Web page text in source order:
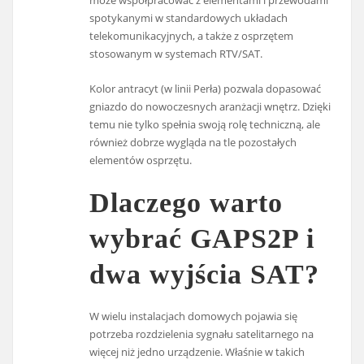
spotykanymi w standardowych układach
telekomunikacyjnych, a także z osprzętem
stosowanym w systemach RTV/SAT.
Kolor antracyt (w linii Perła) pozwala dopasować
gniazdo do nowoczesnych aranżacji wnętrz. Dzięki
temu nie tylko spełnia swoją rolę techniczną, ale
również dobrze wygląda na tle pozostałych
elementów osprzętu.
Dlaczego warto
wybrać GAPS2P i
dwa wyjścia SAT?
W wielu instalacjach domowych pojawia się
potrzeba rozdzielenia sygnału satelitarnego na
więcej niż jedno urządzenie. Właśnie w takich